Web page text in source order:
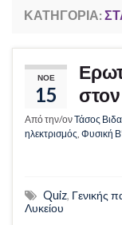
ΚΑΤΗΓΟΡΊΑ:
ΝΟΈ
15
Από την/ονΤάσος
ηλεκτρισμός, Φυσική
Quiz, Γενικής
Λυκείου